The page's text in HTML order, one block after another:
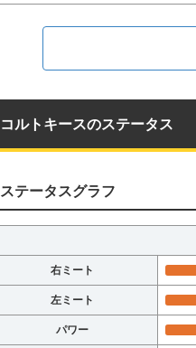
コルトキースのステータス
ステータスグラフ
右ミート
左ミート
パワー